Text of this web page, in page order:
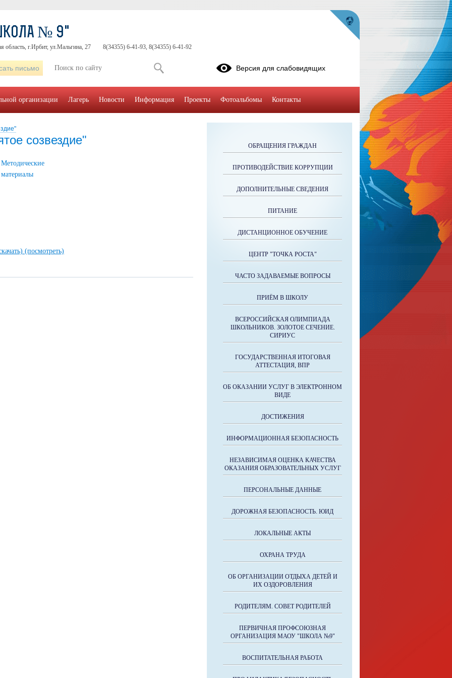
созвездие"
Методические
материалы
(посмотреть)
ОБРАЩЕНИЯ ГРАЖДАН
ПРОТИВОДЕЙСТВИЕ КОРРУПЦИИ
ДОПОЛНИТЕЛЬНЫЕ СВЕДЕНИЯ
ПИТАНИЕ
ДИСТАНЦИОННОЕ ОБУЧЕНИЕ
ЦЕНТР "ТОЧКА РОСТА"
ЧАСТО ЗАДАВАЕМЫЕ ВОПРОСЫ
ПРИЁМ В ШКОЛУ
ВСЕРОССИЙСКАЯ ОЛИМПИАДА
ШКОЛЬНИКОВ. ЗОЛОТОЕ СЕЧЕНИЕ.
СИРИУС
ГОСУДАРСТВЕННАЯ ИТОГОВАЯ
АТТЕСТАЦИЯ, ВПР
ОБ ОКАЗАНИИ УСЛУГ В ЭЛЕКТРОННОМ
ВИДЕ
ДОСТИЖЕНИЯ
ИНФОРМАЦИОННАЯ БЕЗОПАСНОСТЬ
НЕЗАВИСИМАЯ ОЦЕНКА КАЧЕСТВА
ОКАЗАНИЯ ОБРАЗОВАТЕЛЬНЫХ УСЛУГ
ПЕРСОНАЛЬНЫЕ ДАННЫЕ
ДОРОЖНАЯ БЕЗОПАСНОСТЬ. ЮИД
ЛОКАЛЬНЫЕ АКТЫ
ОХРАНА ТРУДА
ОБ ОРГАНИЗАЦИИ ОТДЫХА ДЕТЕЙ И
ИХ ОЗДОРОВЛЕНИЯ
РОДИТЕЛЯМ. СОВЕТ РОДИТЕЛЕЙ
ПЕРВИЧНАЯ ПРОФСОЮЗНАЯ
ОРГАНИЗАЦИЯ МАОУ "ШКОЛА №9"
ВОСПИТАТЕЛЬНАЯ РАБОТА
№ 9"
область, г.Ирбит, ул.Мальгина, 27 8(34355) 6-41-93, 8(34355) 6-41-92
письмо Версия для слабовидящих
организации Лагерь Новости Информация Проекты Фотоальбомы Контакты